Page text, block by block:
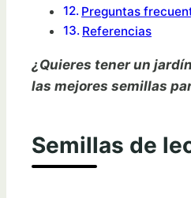
Preguntas
Referencias
¿Quieres tener un
las mejores semillas
Semillas de